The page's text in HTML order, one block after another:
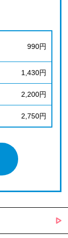
990円
1,430円
2,200円
2,750円